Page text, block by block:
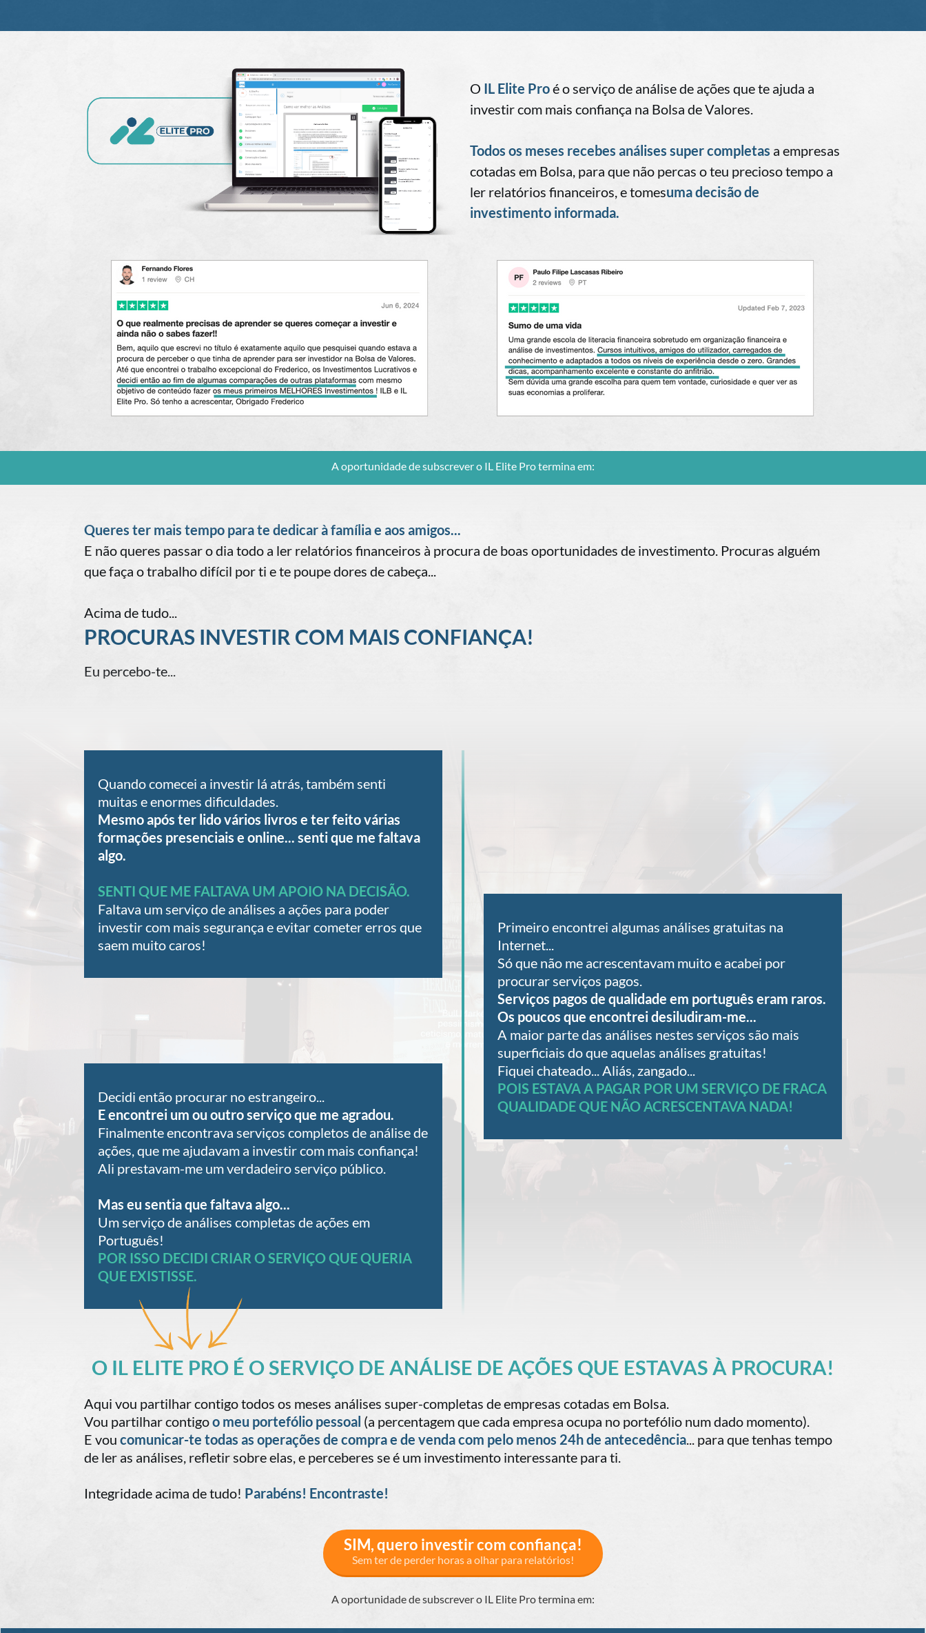
O IL Elite Proé o serviço de análise de ações que te ajuda a
investir com mais confiança na Bolsa de Valores.
Todos os meses recebes análises super completas a empresas
cotadas em Bolsa, para que não percas o teu precioso tempo a
ler relatórios financeiros, e tomesuma decisão de
investimento informada.
A oportunidade de subscrever o IL Elite Pro termina em:
Queres ter mais tempo para te dedicar à família e aos amigos...
E não queres passar o dia todo a ler relatórios financeiros à procura de boas oportunidades de investimento. Procuras alguém
que faça o trabalho difícil por ti e te poupe dores de cabeça...
Acima de tudo...
PROCURAS INVESTIR COM MAIS CONFIANÇA!
Eu percebo-te...
Quando comecei a investir lá atrás, também senti
muitas e enormes dificuldades.
Mesmo após ter lido vários livros e ter feito várias
formações presenciais e online... senti que me faltava
algo.
SENTI QUE ME FALTAVA UM APOIO NA DECISÃO.
Faltava um serviço de análises a ações para poder
investir com mais segurança e evitar cometer erros que
saem muito caros!
Primeiro encontrei algumas análises gratuitas na
Internet...
Só que não me acrescentavam muito e acabei por
procurar serviços pagos.
Serviços pagos de qualidade em português eram raros.
Os poucos que encontrei desiludiram-me...
A maior parte das análises nestes serviços são mais
superficiais do que aquelas análises gratuitas!
Fiquei chateado... Aliás, zangado...
POIS ESTAVA A PAGAR POR UM SERVIÇO DE FRACA
QUALIDADE QUE NÃO ACRESCENTAVA NADA!
Decidi então procurar no estrangeiro...
E encontrei um ou outro serviço que me agradou.
Finalmente encontrava serviços completos de análise de
ações, que me ajudavam a investir com mais confiança!
Ali prestavam-me um verdadeiro serviço público.
Mas eu sentia que faltava algo...
Um serviço de análises completas de ações em
Português!
POR ISSO DECIDI CRIAR O SERVIÇO QUE QUERIA
QUE EXISTISSE.
O IL ELITE PRO É O SERVIÇO DE ANÁLISE DE AÇÕES QUE ESTAVAS À PROCURA!
Aqui vou partilhar contigo todos os meses análises super-completas de empresas cotadas em Bolsa.
Vou partilhar contigoo meu portefólio pessoal (a percentagem que cada empresa ocupa no portefólio num dado momento).
E vou comunicar-te todas as operações de compra e de venda com pelo menos 24h de antecedência... para que tenhas tempo
de ler as análises, refletir sobre elas, e perceberes se é um investimento interessante para ti.
Integridade acima de tudo! Parabéns! Encontraste!
SIM, quero investir com confiança!
Sem ter de perder horas a olhar para relatórios!
A oportunidade de subscrever o IL Elite Pro termina em: